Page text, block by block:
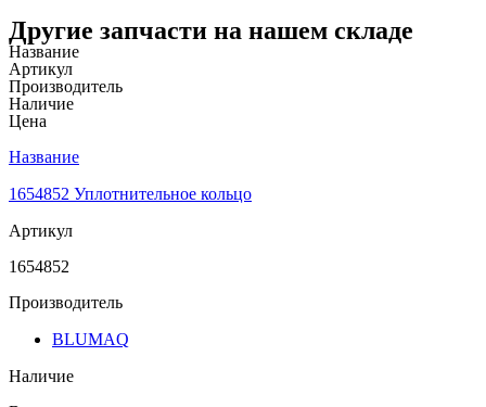
Другие запчасти на нашем складе
Название
Артикул
Производитель
Наличие
Цена
Название
1654852 Уплотнительное кольцо
Артикул
1654852
Производитель
BLUMAQ
Наличие